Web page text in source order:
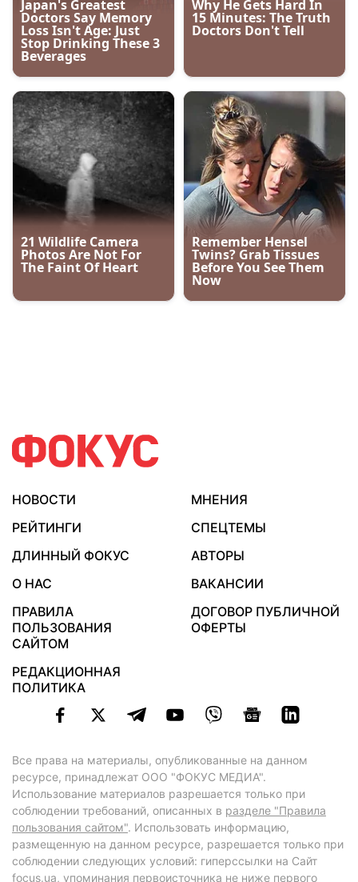
НОВОСТИ
МНЕНИЯ
РЕЙТИНГИ
СПЕЦТЕМЫ
ДЛИННЫЙ ФОКУС
АВТОРЫ
О НАС
ВАКАНСИИ
ПРАВИЛА
ПОЛЬЗОВАНИЯ
САЙТОМ
ДОГОВОР ПУБЛИЧНОЙ
ОФЕРТЫ
РЕДАКЦИОННАЯ
ПОЛИТИКА
Все права на материалы, опубликованные на данном
ресурсе, принадлежат ООО "ФОКУС МЕДИА".
Использование материалов разрешается только при
соблюдении требований, описанных в разделе "Правила
пользования сайтом". Использовать информацию,
размещенную на данном ресурсе, разрешается только при
соблюдении следующих условий: гиперссылки на Сайт
focus.ua, упоминания первоисточника не ниже первого